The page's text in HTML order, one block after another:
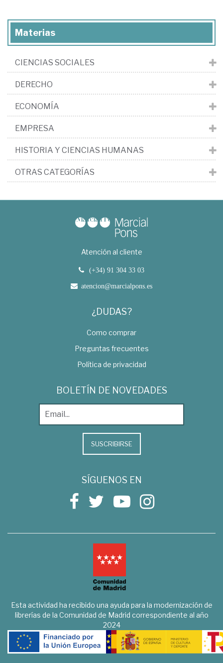
Materias
CIENCIAS SOCIALES
DERECHO
ECONOMÍA
EMPRESA
HISTORIA Y CIENCIAS HUMANAS
OTRAS CATEGORÍAS
Atención al cliente
(+34) 91 304 33 03
atencion@marcialpons.es
¿DUDAS?
Como comprar
Preguntas frecuentes
Política de privacidad
BOLETÍN DE NOVEDADES
SUSCRIBIRSE
SÍGUENOS EN
Esta actividad ha recibido una ayuda para la modernización de
librerías de la Comunidad de Madrid correspondiente al año
2024